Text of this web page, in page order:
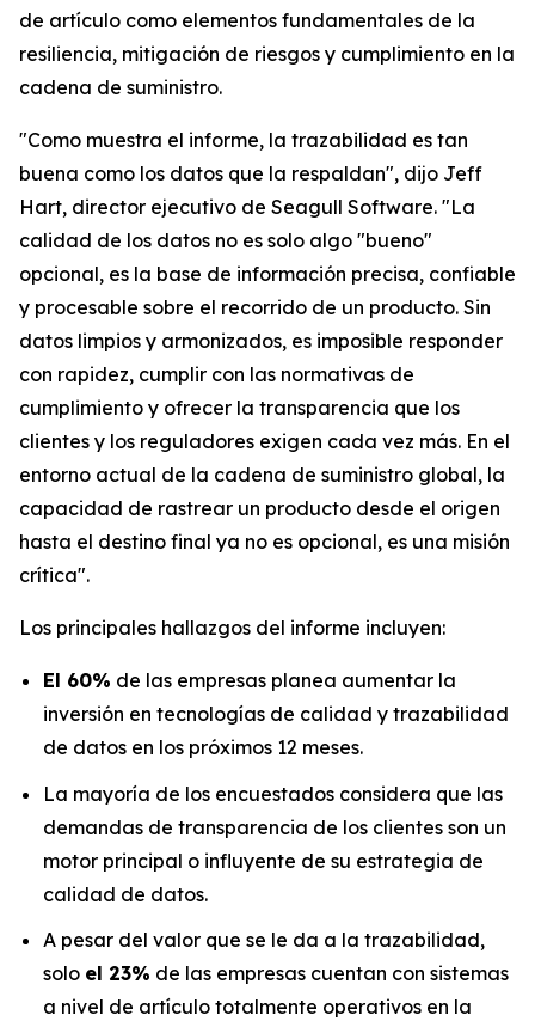
de artículo como elementos fundamentales de la
resiliencia, mitigación de riesgos y cumplimiento en la
cadena de suministro.
"Como muestra el informe, la trazabilidad es tan
buena como los datos que la respaldan", dijo Jeff
Hart, director ejecutivo de Seagull Software. "La
calidad de los datos no es solo algo "bueno"
opcional, es la base de información precisa, confiable
y procesable sobre el recorrido de un producto. Sin
datos limpios y armonizados, es imposible responder
con rapidez, cumplir con las normativas de
cumplimiento y ofrecer la transparencia que los
clientes y los reguladores exigen cada vez más. En el
entorno actual de la cadena de suministro global, la
capacidad de rastrear un producto desde el origen
hasta el destino final ya no es opcional, es una misión
crítica".
Los principales hallazgos del informe incluyen:
El 60% de las empresas planea aumentar la
inversión en tecnologías de calidad y trazabilidad
de datos en los próximos 12 meses.
La mayoría de los encuestados considera que las
demandas de transparencia de los clientes son un
motor principal o influyente de su estrategia de
calidad de datos.
A pesar del valor que se le da a la trazabilidad,
solo el 23% de las empresas cuentan con sistemas
a nivel de artículo totalmente operativos en la